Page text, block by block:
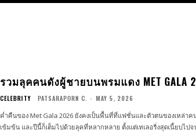
รวมลุคคนดังผู้ชายบนพรมแดง MET GALA
CELEBRITY PATSARAPORN C. - MAY 5, 2026
ค่ำคืนของ Met Gala 2026 ยังคงเป็นพื้นที่ที่แฟชั่นและตัวตนของเหล่าค
เข้มข้น และปีนี้ก็เต็มไปด้วยลุคที่หลากหลาย ตั้งแต่เทเลอริ่งสุดเนี้ยบไป